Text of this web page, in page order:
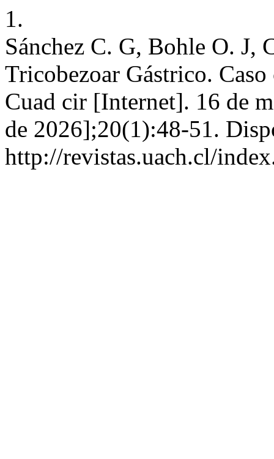
1.
Sánchez C. G, Bohle O. J,
Tricobezoar Gástrico.
Cuad cir [Internet]. 16 de
de 2026];20(1):48-51.
http://revistas.uach.cl/